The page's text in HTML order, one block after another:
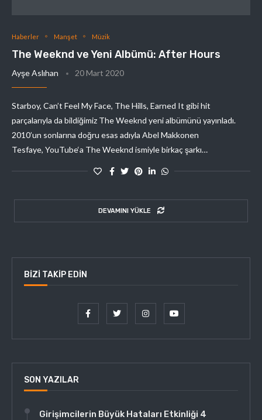
Haberler Manşet Müzik
The Weeknd ve Yeni Albümü: After Hours
Ayşe Aslıhan 20 Mart 2020
Starboy, Can’t Feel My Face, The Hills, Earned It gibi hit
parçalarıyla da bildiğimiz The Weeknd yeni albümünü yayınladı.
2010’un sonlarına doğru esas adıyla Abel Makkonen
Tesfaye, YouTube‘a The Weeknd ismiyle birkaç şarkı…
DEVAMINI YÜKLE
BIZI TAKIP EDIN
SON YAZILAR
Girişimcilerin Büyük Hataları Etkinliği 4